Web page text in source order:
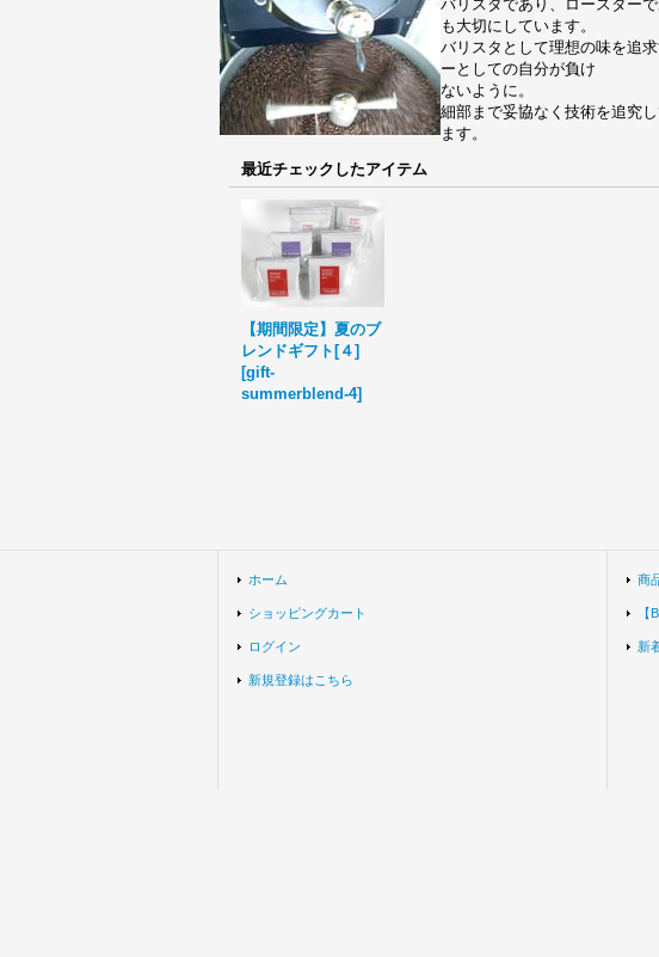
バリスタであり、ロースター
も大切にしています。
バリスタとして理想の味を追
ーとしての自分が負け
ないように。
細部まで妥協なく技術を追究
ます。
最近チェックしたアイテム
【期間限定】夏のブ
レンドギフト[４]
[gift-
summerblend-4]
ホーム
ショッピングカート
ログイン
新規登録はこちら
商
新